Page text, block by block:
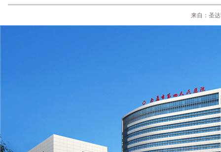
来自：圣